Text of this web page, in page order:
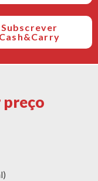
Subscrever
Cash&Carry
preço